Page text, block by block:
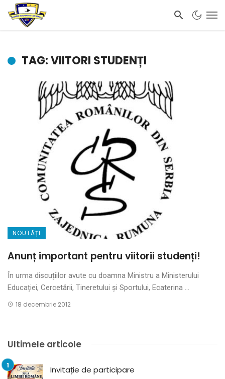
TAG: VIITORI STUDENȚI
NOUTĂȚI
Anunț important pentru viitorii studenți!
În urma discuțiilor avute cu doamna Ministru a Ministerului
Educației, Cercetării, Tineretului și Sportului, Ecaterina ...
18 decembrie 2012
Ultimele articole
Invitație de participare